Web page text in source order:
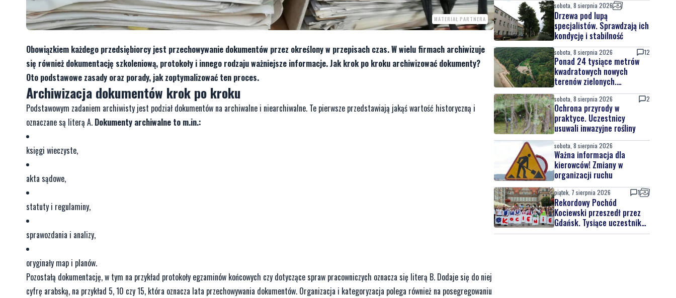
MATERIAŁ PARTNERA
Obowiązkiem każdego przedsiębiorcy jest przechowywanie dokumentów przez określony w przepisach czas. W wielu firmach archiwizuje
się również dokumentację szkoleniową, protokoły i innego rodzaju ważniejsze informacje. Jak krok po kroku archiwizować dokumenty?
Oto podstawowe zasady oraz porady, jak zoptymalizować ten proces.
Archiwizacja dokumentów krok po kroku
Podstawowym zadaniem archiwisty jest podział dokumentów na archiwalne i niearchiwalne. Te pierwsze przedstawiają jakąś wartość historyczną i
oznaczane są literą A. Dokumenty archiwalne to m.in.:
księgi wieczyste,
akta sądowe,
statuty i regulaminy,
sprawozdania i analizy,
oryginały map i planów.
Pozostałą dokumentację, w tym na przykład protokoły egzaminów końcowych czy dotyczące spraw pracowniczych oznacza się literą B. Dodaje się do niej
cyfrę arabską, na przykład 5, 10 czy 15, która oznacza lata przechowywania dokumentów. Organizacja i kategoryzacja polega również na posegregowaniu
sobota, 8 sierpnia 2026
Drzewa pod lupą
specjalistów. Sprawdzają ich
kondycję i stabilność
sobota, 8 sierpnia 2026 12
Ponad 24 tysiące metrów
kwadratowych nowych
terenów zielonych.
Powstanie nowa przestrzeń
do wypoczynku
sobota, 8 sierpnia 2026 2
Ochrona przyrody w
praktyce. Uczestnicy
usuwali inwazyjne rośliny
sobota, 8 sierpnia 2026
Ważna informacja dla
kierowców! Zmiany w
organizacji ruchu
piątek, 7 sierpnia 2026 1
Rekordowy Pochód
Kociewski przeszedł przez
Gdańsk. Tysiące uczestników
na jubileuszowej edycji